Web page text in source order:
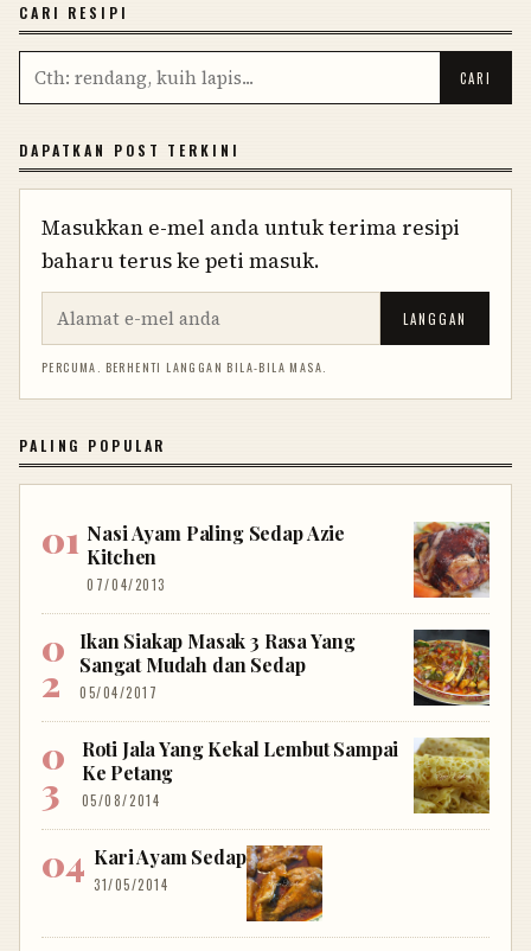
CARI RESIPI
DAPATKAN POST TERKINI
Masukkan e-mel anda untuk terima resipi
baharu terus ke peti masuk.
LANGGAN
PERCUMA. BERHENTI LANGGAN BILA-BILA MASA.
PALING POPULAR
Nasi Ayam Paling Sedap Azie
Kitchen
07/04/2013
Ikan Siakap Masak 3 Rasa Yang
Sangat Mudah dan Sedap
05/04/2017
Roti Jala Yang Kekal Lembut Sampai
Ke Petang
05/08/2014
Kari Ayam Sedap
31/05/2014